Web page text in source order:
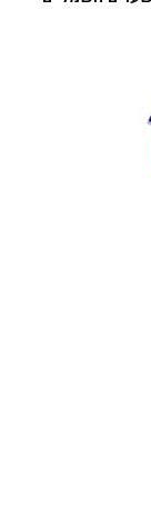
לתושבים
לסייע
קטיף, שם
לפעילות
בשל